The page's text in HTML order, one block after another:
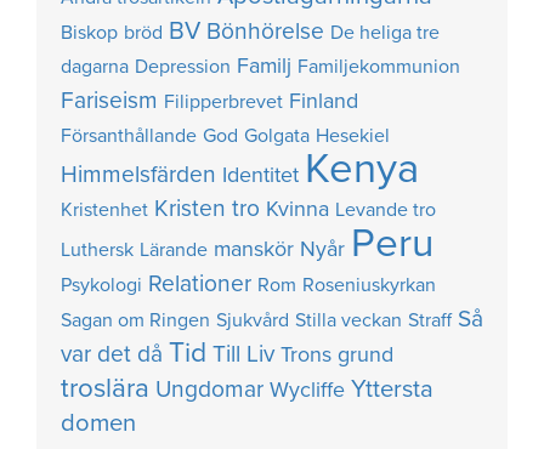
Biskop bröd BV Bönhörelse De heliga tre
dagarna Depression Familj Familjekommunion
Fariseism Filipperbrevet Finland
Försanthållande God Golgata Hesekiel
Himmelsfärden Identitet Kenya
Kristenhet Kristen tro Kvinna Levande tro
Luthersk Lärande manskör Nyår Peru
Psykologi Relationer Rom Roseniuskyrkan
Sagan om Ringen Sjukvård Stilla veckan Straff Så
var det då Tid Till Liv Trons grund
troslära Ungdomar Wycliffe Yttersta
domen